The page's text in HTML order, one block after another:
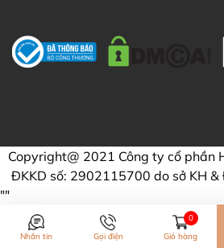
Copyright@ 2021 Công ty cổ phần
ĐKKD số: 2902115700 do sở KH &
""
Nhắn tin Gọi điện
0
Giỏ hàng